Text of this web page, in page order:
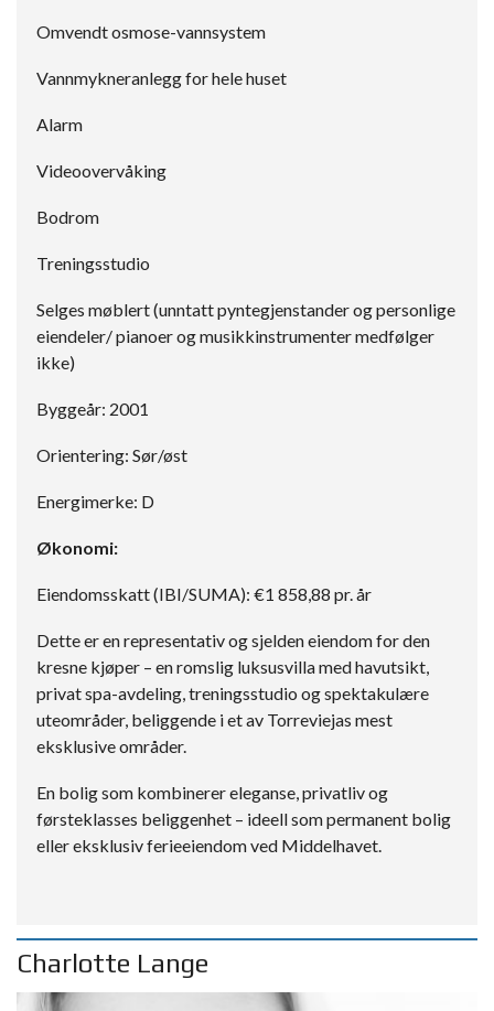
Omvendt osmose-vannsystem
Vannmykneranlegg for hele huset
Alarm
Videoovervåking
Bodrom
Treningsstudio
Selges møblert (unntatt pyntegjenstander og personlige
eiendeler/ pianoer og musikkinstrumenter medfølger
ikke)
Byggeår: 2001
Orientering: Sør/øst
Energimerke: D
Økonomi:
Eiendomsskatt (IBI/SUMA): €1 858,88 pr. år
Dette er en representativ og sjelden eiendom for den
kresne kjøper – en romslig luksusvilla med havutsikt,
privat spa-avdeling, treningsstudio og spektakulære
uteområder, beliggende i et av Torreviejas mest
eksklusive områder.
En bolig som kombinerer eleganse, privatliv og
førsteklasses beliggenhet – ideell som permanent bolig
eller eksklusiv ferieeiendom ved Middelhavet.
Charlotte Lange